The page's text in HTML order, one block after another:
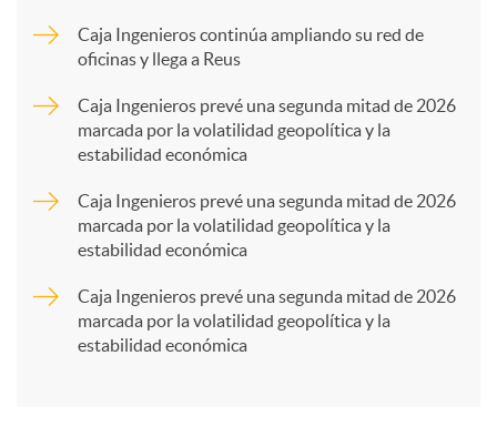
p
a
Caja Ingenieros continúa ampliando su red de
oficinas y llega a Reus
Caja Ingenieros prevé una segunda mitad de 2026
marcada por la volatilidad geopolítica y la
estabilidad económica
Caja Ingenieros prevé una segunda mitad de 2026
marcada por la volatilidad geopolítica y la
estabilidad económica
Caja Ingenieros prevé una segunda mitad de 2026
marcada por la volatilidad geopolítica y la
estabilidad económica